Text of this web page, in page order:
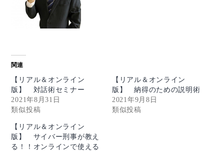
関連
【リアル＆オンライン
版】 対話術セミナー
2021年8月31日
類似投稿
【リアル＆オンライン
版】 納得のための説明術
2021年9月8日
類似投稿
【リアル＆オンライン
版】 サイバー刑事が教え
る！！オンラインで使える